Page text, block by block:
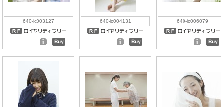
640-ic003127 640-ic004131 640-ic006079